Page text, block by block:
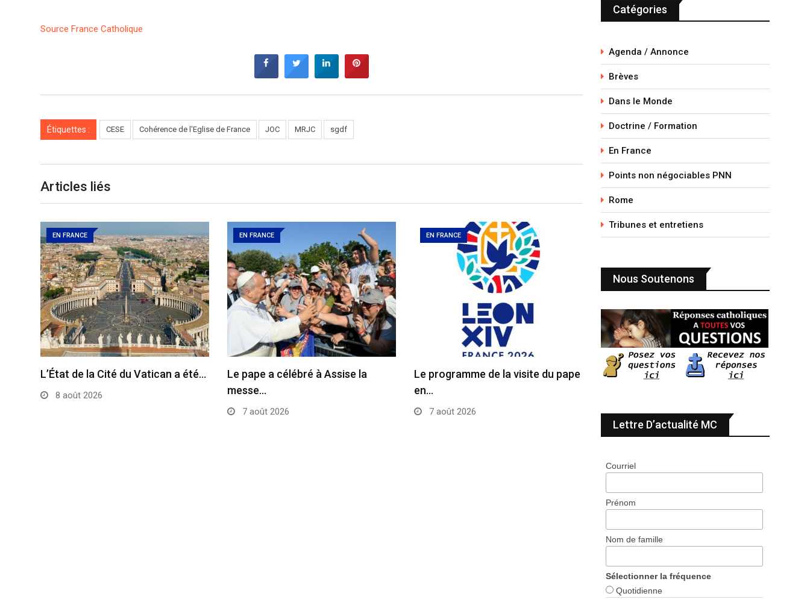
Source France Catholique
Étiquettes : CESE Cohérence de l'Eglise de France JOC MRJC sgdf
Articles liés
EN FRANCE
L’État de la Cité du Vatican a été…
8 août 2026
EN FRANCE
Le pape a célébré à Assise la
messe…
7 août 2026
EN FRANCE
Le programme de la visite du pape
en…
7 août 2026
Catégories
Agenda / Annonce
Brèves
Dans le Monde
Doctrine / Formation
En France
Points non négociables PNN
Rome
Tribunes et entretiens
Nous Soutenons
Lettre D’actualité MC
Courriel
Prénom
Nom de famille
Sélectionner la fréquence
Quotidienne